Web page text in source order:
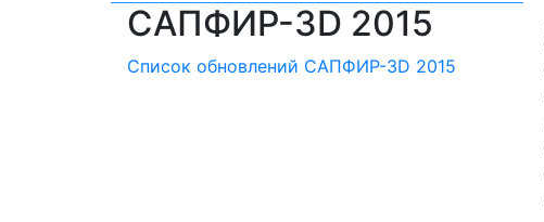
САПФИР-3D 2015
Список обновлений САПФИР-3D 2015